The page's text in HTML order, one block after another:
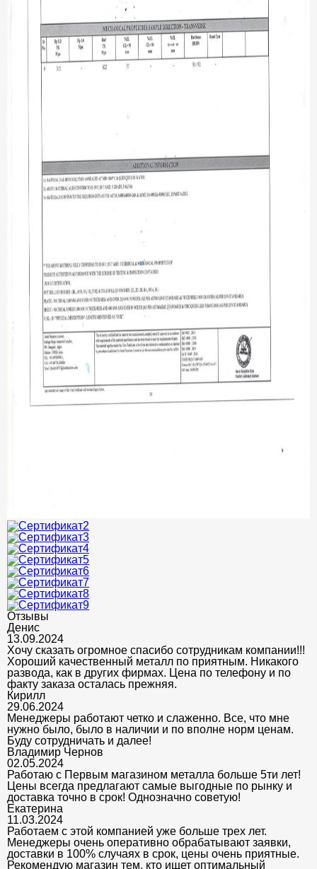
Отзывы
Денис
13.09.2024
Хочу сказать огромное спасибо сотрудникам компании!!!
Хороший качественный металл по приятным. Никакого
развода, как в других фирмах. Цена по телефону и по
факту заказа осталась прежняя.
Кирилл
29.06.2024
Менеджеры работают четко и слаженно. Все, что мне
нужно было, было в наличии и по вполне норм ценам.
Буду сотрудничать и далее!
Владимир Чернов
02.05.2024
Работаю с Первым магазином металла больше 5ти лет!
Цены всегда предлагают самые выгодные по рынку и
доставка точно в срок! Однозначно советую!
Екатерина
11.03.2024
Работаем с этой компанией уже больше трех лет.
Менеджеры очень оперативно обрабатывают заявки,
доставки в 100% случаях в срок, цены очень приятные.
Рекомендую магазин тем, кто ищет оптимальный